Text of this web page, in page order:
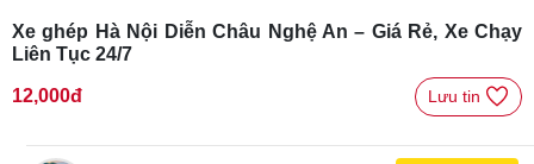
Xe ghép Hà Nội Diễn Châu Nghệ An – Giá Rẻ, Xe Chạy
Liên Tục 24/7
12,000đ